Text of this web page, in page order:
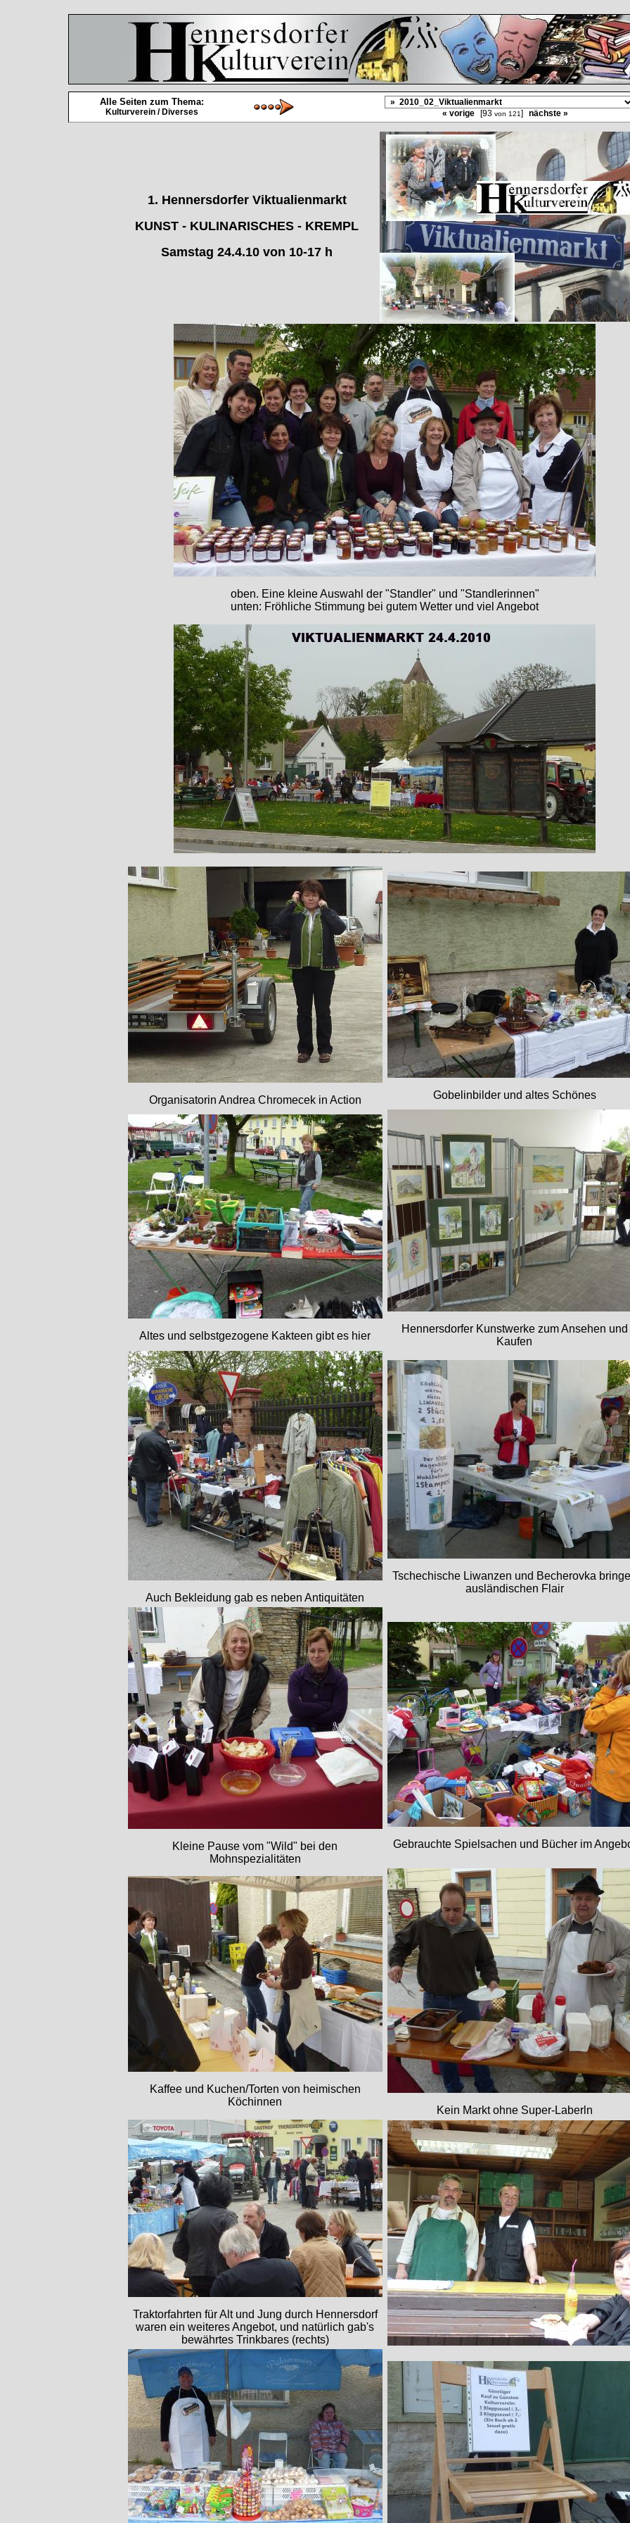
Alle Seiten zum Thema:
Kulturverein / Diverses « vorige [93 von 121] nächste »
1. Hennersdorfer Viktualienmarkt
KUNST - KULINARISCHES - KREMPL
Samstag 24.4.10 von 10-17 h
oben. Eine kleine Auswahl der "Standler" und "Standlerinnen"
unten: Fröhliche Stimmung bei gutem Wetter und viel Angebot
Organisatorin Andrea Chromecek in Action Gobelinbilder und altes Schönes
Altes und selbstgezogene Kakteen gibt es hier
Hennersdorfer Kunstwerke zum Ansehen und
Kaufen
Auch Bekleidung gab es neben Antiquitäten
Tschechische Liwanzen und Becherovka
ausländischen Flair
Kleine Pause vom "Wild" bei den
Mohnspezialitäten
Gebrauchte Spielsachen und Bücher im
Kaffee und Kuchen/Torten von heimischen
Köchinnen
Kein Markt ohne Super-Laberln
Traktorfahrten für Alt und Jung durch Hennersdorf
waren ein weiteres Angebot, und natürlich gab's
bewährtes Trinkbares (rechts)